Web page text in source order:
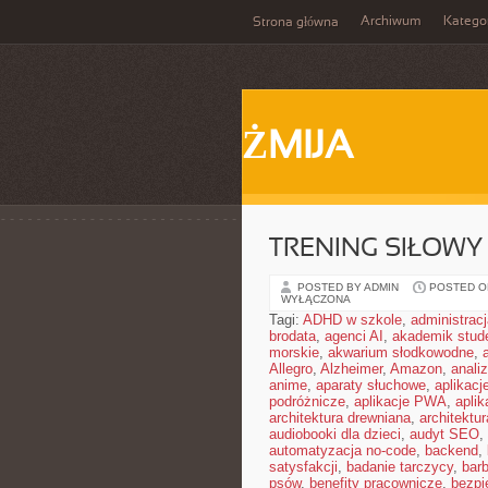
Strona główna Archiwum
ŻMIJA
TRENING SIŁOWY
POSTED BY ADMIN POSTED
WYŁĄCZONA
Tagi: ADHD w szkole,
brodata, agenci AI , akademik
morskie, akwarium słodkowodne,
Allegro, Alzheimer, Amazon,
anime, aparaty słuchowe,
podróżnicze, aplikacje PWA,
architektura drewniana,
audiobooki dla dzieci, audyt SEO,
automatyzacja no-code, backend,
satysfakcji, badanie tarczycy,
psów, benefity pracownicze,